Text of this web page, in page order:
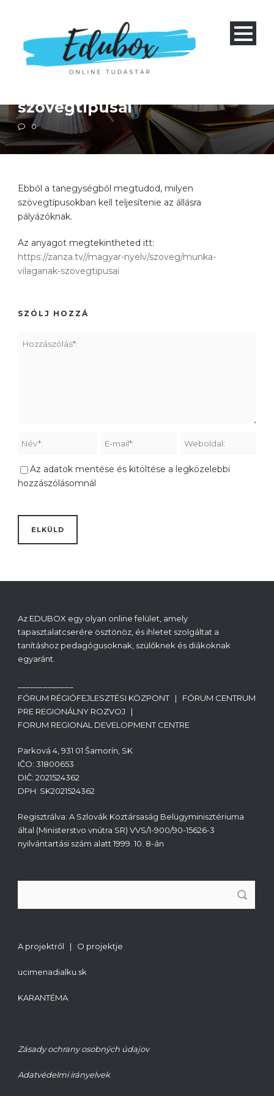
Magyar nyelvtan
Négyéves gimnázium 1-4 és nyolcéves gimnázium 5-8
Szakközépiskola 1-4
szövegtípusai
0
Ebből a tanegységből megtudod, milyen
szövegtípusokban kell teljesítenie az állásra
pályázóknak.
Az anyagot megtekintheted itt:
https://zanza.tv//magyar-nyelv/szoveg/munka-
vilaganak-szovegtipusai
SZÓLJ HOZZÁ
Az adatok mentése és kitöltése a legközelebbi
hozzászólásomnál
Az EDUBOX egy olyan online felület, amely
tapasztalatcserére ösztönöz, és ihletet szolgáltat a
tanításhoz pedagógusoknak, szülőknek és diákoknak
egyaránt.
FÓRUM RÉGIÓFEJLESZTÉSI KÖZPONT | FÓRUM CENTRUM
PRE REGIONÁLNY ROZVOJ |
FORUM REGIONAL DEVELOPMENT CENTRE
Parková 4, 931 01 Šamorín, SK
IČO: 31800653
DIČ: 2021524362
DPH: SK2021524362
Regisztrálva: A Szlovák Köztársaság Belügyminisztériuma
által (Ministerstvo vnútra SR) VVS/1-900/90-15626-3
nyilvántartási szám alatt 1999. 10. 8-án
A projektről | O projektje
ucimenadialku.sk
KARANTÉMA
Zásady ochrany osobných údajov
Adatvédelmi irányelvek